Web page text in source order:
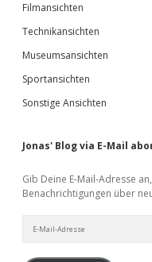
Filmansichten
Technikansichten
Museumsansichten
Sportansichten
Sonstige Ansichten
Jonas' Blog via E-Mail
Gib Deine E-Mail-Adresse
Benachrichtigungen über
Mail-